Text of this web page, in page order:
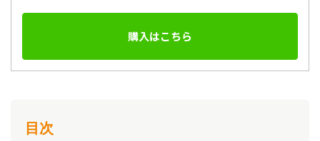
購入はこちら
目次